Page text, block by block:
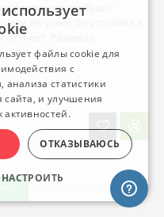
шлангу у них будет
лягушки. Он устойчив к
3 лет. Размеры
файлы cookie для
с
анализа статистики
сайта, и улучшения
активностей.
ОТКАЗЫВАЮСЬ
НАСТРОИТЬ